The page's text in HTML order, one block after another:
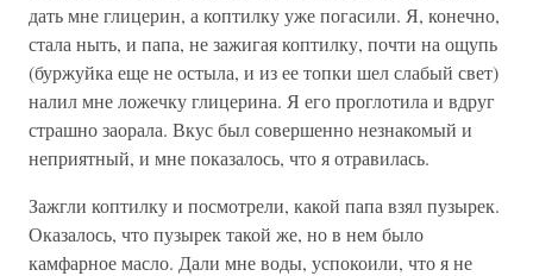
дать мне глицерин, а коптилку уже погасили. Я, конечно,
стала ныть, и папа, не зажигая коптилку, почти на ощупь
(буржуйка еще не остыла, и из ее топки шел слабый свет)
налил мне ложечку глицерина. Я его проглотила и вдруг
страшно заорала. Вкус был совершенно незнакомый и
неприятный, и мне показалось, что я отравилась.
Зажгли коптилку и посмотрели, какой папа взял пузырек.
Оказалось, что пузырек такой же, но в нем было
камфарное масло. Дали мне воды, успокоили, что я не